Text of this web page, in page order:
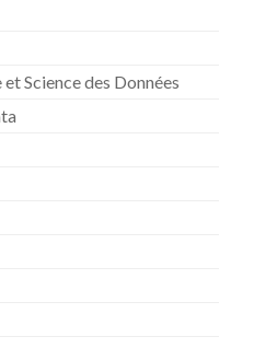
Science des Données